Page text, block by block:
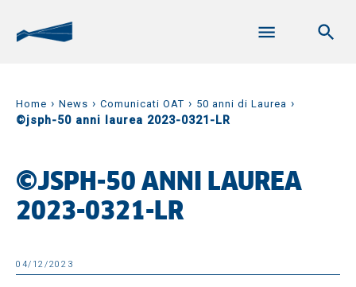
Home › News › Comunicati OAT › 50 anni di Laurea ›
©jsph-50 anni laurea 2023-0321-LR
©JSPH-50 ANNI LAUREA
2023-0321-LR
04/12/2023